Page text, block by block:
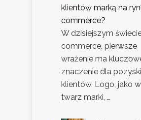
klientów marką na
commerce?
W dzisiejszym
commerce, pierwsze
wrażenie ma
znaczenie dla
klientów. Logo, jako
twarz marki, …